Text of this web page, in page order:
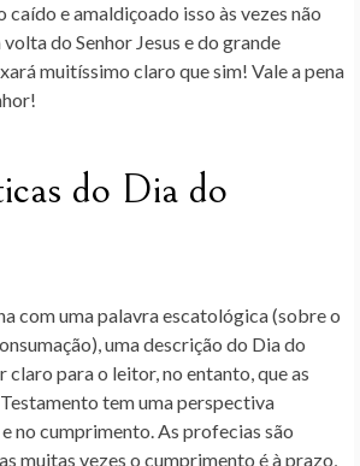
caído e amaldiçoado isso às vezes não
do Senhor Jesus e do grande
muitíssimo claro que sim! Vale a pena
do Dia do
com uma palavra escatológica (sobre o
uma descrição do Dia do
claro para o leitor, no entanto, que as
tem uma perspectiva
no cumprimento. As profecias são
muitas vezes o cumprimento é à prazo,